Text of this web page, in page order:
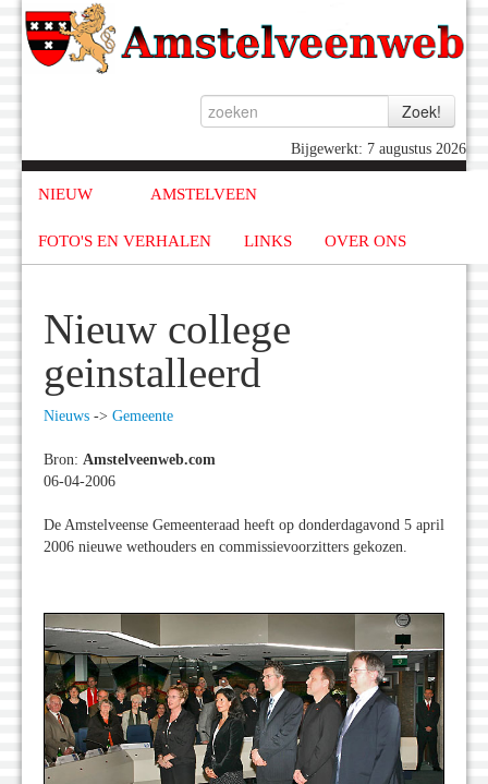
Bijgewerkt: 7 augustus 2026
NIEUW AMSTELVEEN
FOTO'S EN VERHALEN LINKS OVER ONS
Nieuw college
geinstalleerd
Nieuws -> Gemeente
Bron: Amstelveenweb.com
06-04-2006
De Amstelveense Gemeenteraad heeft op donderdagavond 5 april
2006 nieuwe wethouders en commissievoorzitters gekozen.